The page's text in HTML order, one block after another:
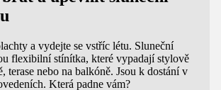
a vydejte se vstříc létu. Sluneční
flexibilní stínítka, které vypadají stylově
terase nebo na balkóně. Jsou k dostání v
Která padne vám?